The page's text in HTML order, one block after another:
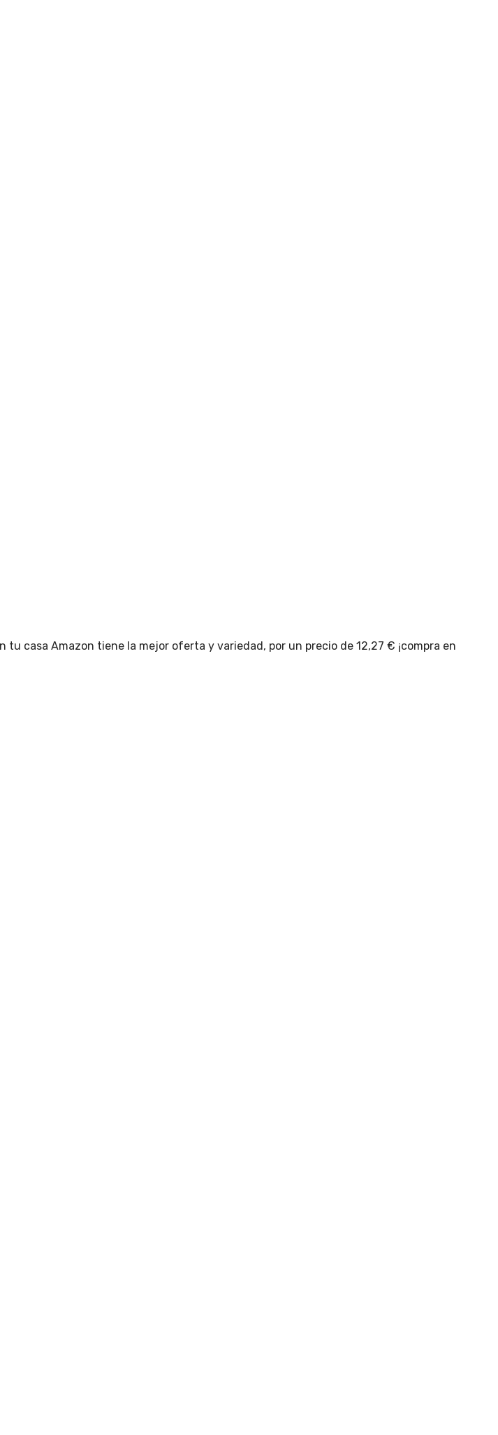
casa Amazon tiene la mejor oferta y variedad, por un precio de 12,27 € ¡compra en